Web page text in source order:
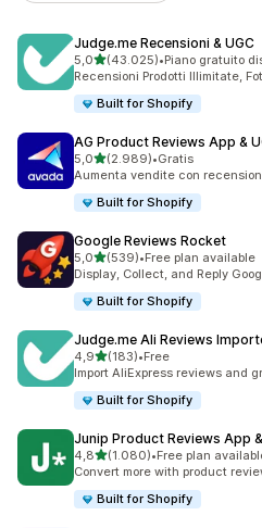
Judge.me Recensioni & UGC
5,0stelle su 5
(43.025)
43025 recensioni totali
•Piano gratuito
Recensioni Prodotti Illimitate,
Built for Shopify
AG Product Reviews App &
5,0stelle su 5
(2.989)
2989 recensioni totali
•Gratis
Aumenta vendite con
Built for Shopify
Google Reviews Rocket
5,0stelle su 5
(539)
539 recensioni totali
•Free plan available
Display, Collect, and Reply
Built for Shopify
Judge.me Ali Reviews
4,9stelle su 5
(183)
183 recensioni totali
•Free
Import AliExpress reviews and
Built for Shopify
Junip Product Reviews App
4,8stelle su 5
(1.080)
1080 recensioni totali
•Free plan
Convert more with product
Built for Shopify